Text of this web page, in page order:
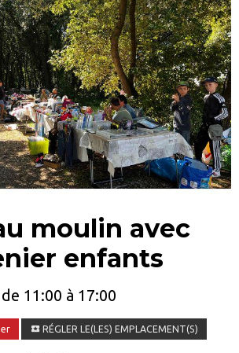
moulin avec
enfants
de 11:00 à 17:00
RÉGLER LE(LES) EMPLACEMENT(S)